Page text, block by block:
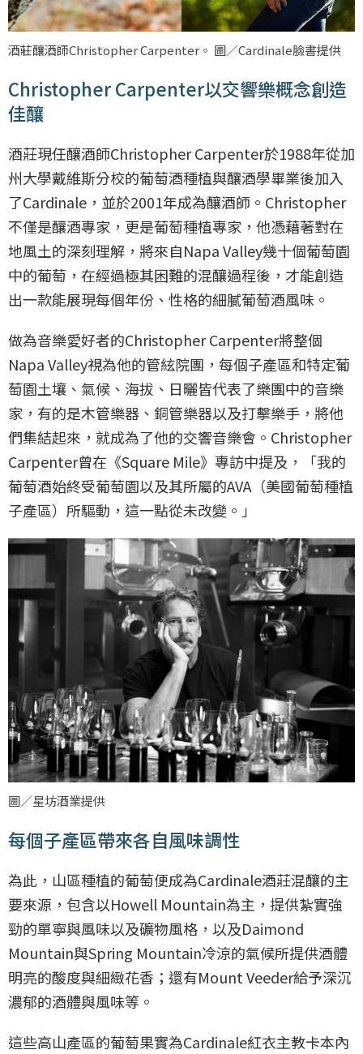
酒莊釀酒師Christopher Carpenter。 圖／Cardinale臉書提供
Christopher Carpenter以交響樂概念創造
佳釀
酒莊現任釀酒師Christopher Carpenter於1988年從加
州大學戴維斯分校的葡萄酒種植與釀酒學畢業後加入
了Cardinale，並於2001年成為釀酒師。Christopher
不僅是釀酒專家，更是葡萄種植專家，他憑藉著對在
地風土的深刻理解，將來自Napa Valley幾十個葡萄園
中的葡萄，在經過極其困難的混釀過程後，才能創造
出一款能展現每個年份、性格的細膩葡萄酒風味。
做為音樂愛好者的Christopher Carpenter將整個
Napa Valley視為他的管絃院團，每個子產區和特定葡
萄園土壤、氣候、海拔、日曬皆代表了樂團中的音樂
家，有的是木管樂器、銅管樂器以及打擊樂手，將他
們集結起來，就成為了他的交響音樂會。Christopher
Carpenter曾在《Square Mile》專訪中提及，「我的
葡萄酒始終受葡萄園以及其所屬的AVA（美國葡萄種植
子產區）所驅動，這一點從未改變。」
圖／星坊酒業提供
每個子產區帶來各自風味調性
為此，山區種植的葡萄便成為Cardinale酒莊混釀的主
要來源，包含以Howell Mountain為主，提供紮實強
勁的單寧與風味以及礦物風格，以及Daimond
Mountain與Spring Mountain冷涼的氣候所提供酒體
明亮的酸度與細緻花香；還有Mount Veeder給予深沉
濃郁的酒體與風味等。
這些高山產區的葡萄果實為Cardinale紅衣主教卡本內